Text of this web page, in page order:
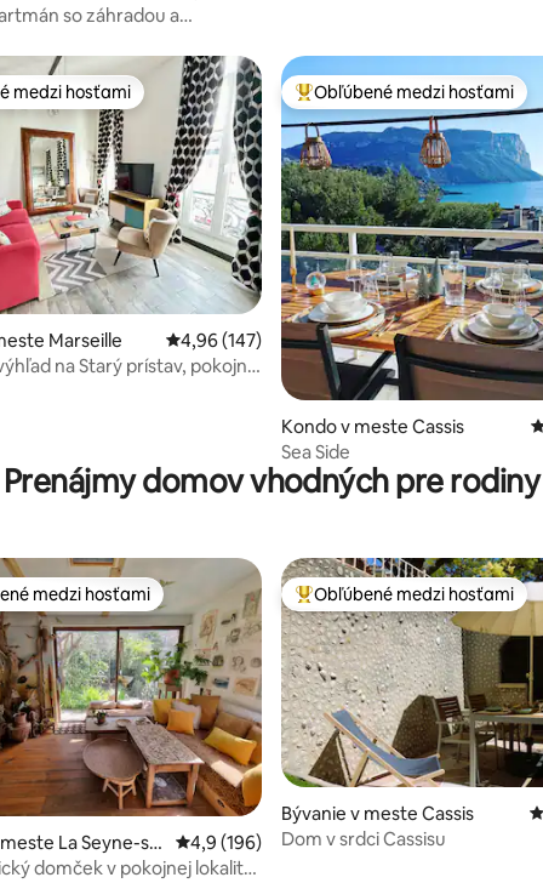
so záhradou a
z 5, počet hodnotení: 498
medzi hosťami
medzi hosťami
Marseille Priemerné ohodnotenie 4,96 z 5, počet
4,96 (147)
na Starý prístav, pokojný
Najobľúbenejšie medzi hosťami
Obľúbené medzi hosťami
Kondo v meste Cassis
Sea Side
Prenájmy domov vhodných pre rodiny
5 z 5, počet hodnotení: 14
medzi hosťami
medzi hosťami
La Seyne-su
Priemerné ohodnotenie 4,9 z 5, počet
4,9 (196)
domček v pokojnej lokalite,
Najobľúbenejšie medzi hosťami
Obľúbené medzi hosťami
Bývanie v meste Cassis
Dom v srdci Cassisu